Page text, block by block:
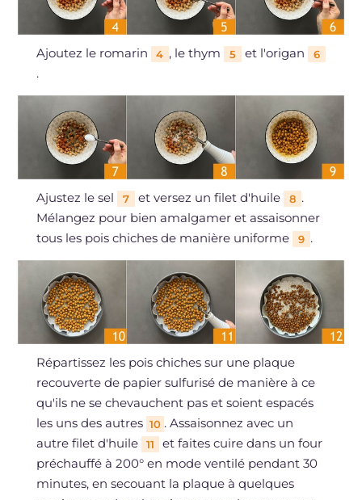
Ajoutez le romarin 4 , le thym 5 et l'origan 6
.
Ajustez le sel 7 et versez un filet d'huile 8 .
Mélangez pour bien amalgamer et assaisonner
tous les pois chiches de manière uniforme
9 .
Répartissez les pois chiches sur une plaque
recouverte de papier sulfurisé de manière à ce
qu'ils ne se chevauchent pas et soient espacés
les uns des autres 10 . Assaisonnez avec un
autre filet d'huile
11
et faites cuire dans un four
préchauffé à 200° en mode ventilé pendant 30
minutes, en secouant la plaque à quelques